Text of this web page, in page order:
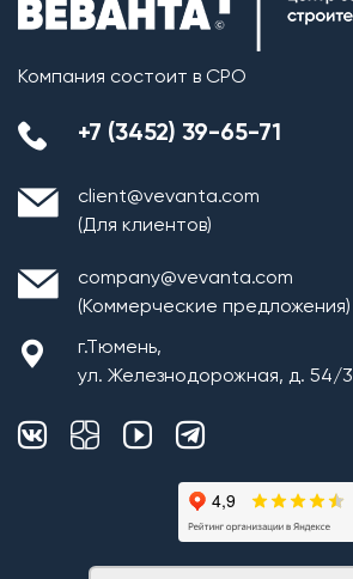
Компания состоит в СРО
+7 (3452) 39-65-71
client@vevanta.com
(Для клиентов)
company@vevanta.com
(Коммерческие предложения)
г.Тюмень,
ул. Железнодорожная, д. 54/3